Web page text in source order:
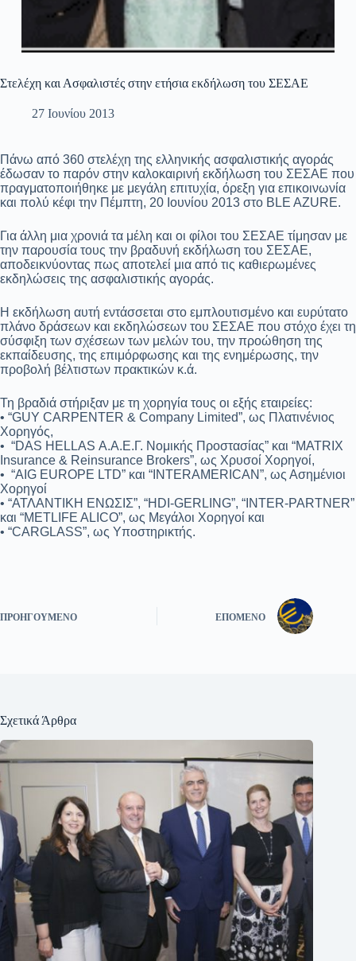
Στελέχη και Ασφαλιστές στην ετήσια εκδήλωση του ΣΕΣΑΕ
27 Ιουνίου 2013
Πάνω από 360 στελέχη της ελληνικής ασφαλιστικής αγοράς
έδωσαν το παρόν στην καλοκαιρινή εκδήλωση του ΣΕΣΑΕ που
πραγματοποιήθηκε με μεγάλη επιτυχία, όρεξη για επικοινωνία
και πολύ κέφι την Πέμπτη, 20 Ιουνίου 2013 στο BLE AZURE.
Για άλλη μια χρονιά τα μέλη και οι φίλοι του ΣΕΣΑΕ τίμησαν με
την παρουσία τους την βραδυνή εκδήλωση του ΣΕΣΑΕ,
αποδεικνύοντας πως αποτελεί μια από τις καθιερωμένες
εκδηλώσεις της ασφαλιστικής αγοράς.
Η εκδήλωση αυτή εντάσσεται στο εμπλουτισμένο και ευρύτατο
πλάνο δράσεων και εκδηλώσεων του ΣΕΣΑΕ που στόχο έχει τη
σύσφιξη των σχέσεων των μελών του, την προώθηση της
εκπαίδευσης, της επιμόρφωσης και της ενημέρωσης, την
προβολή βέλτιστων πρακτικών κ.ά.
Τη βραδιά στήριξαν με τη χορηγία τους οι εξής εταιρείες:
• “GUY CARPENTER & Company Limited”, ως Πλατινένιος
Χορηγός,
• “DAS HELLAS Α.Α.Ε.Γ. Νομικής Προστασίας” και “MATRIX
Insurance & Reinsurance Brokers”, ως Χρυσοί Χορηγοί,
• “AIG EUROPE LTD” και “INTERAMERICAN”, ως Ασημένιοι
Χορηγοί
• “ΑΤΛΑΝΤΙΚΗ ΕΝΩΣΙΣ”, “HDI-GERLING”, “INTER-PARTNER”
και “METLIFE ALICO”, ως Μεγάλοι Χορηγοί και
• “CARGLASS”, ως Υποστηρικτής.
ΠΡΟΗΓΟΎΜΕΝΟ ΕΠΌΜΕΝΟ
Σχετικά Άρθρα